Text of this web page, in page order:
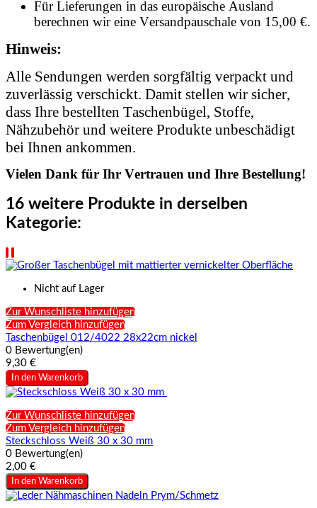
Für Lieferungen in das europäische Ausland
berechnen wir eine Versandpauschale von 15,00 €.
Hinweis:
Alle Sendungen werden sorgfältig verpackt und
zuverlässig verschickt. Damit stellen wir sicher,
dass Ihre bestellten Taschenbügel, Stoffe,
Nähzubehör und weitere Produkte unbeschädigt
bei Ihnen ankommen.
Vielen Dank für Ihr Vertrauen und Ihre Bestellung!
16 weitere Produkte in derselben
Kategorie:
Nicht auf Lager
Zur Wunschliste hinzufügen
Zum Vergleich hinzufügen
Taschenbügel 012/4022 28x22cm nickel
0 Bewertung(en)
9,30 €
In den Warenkorb
Zur Wunschliste hinzufügen
Zum Vergleich hinzufügen
Steckschloss Weiß 30 x 30 mm
0 Bewertung(en)
2,00 €
In den Warenkorb